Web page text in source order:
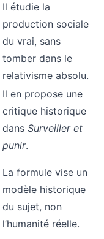
Il étudie la
production sociale
du vrai, sans
tomber dans le
relativisme absolu.
Il en propose une
critique historique
dans Surveiller et
punir.
La formule vise un
modèle historique
du sujet, non
l’humanité réelle.